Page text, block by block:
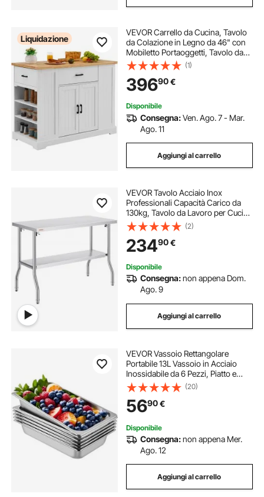
Liquidazione
VEVOR Carrello da Cucina, Tavolo
da Colazione in Legno da 46" con
Mobiletto Portaoggetti, Tavolo da
Cucina Stile Fattoria con Ripiano
Regolabile, Cassetto, per Sala da
Pranzo, Soggiorno, Bianco
(1)
39690€
Disponibile
Consegna:Ven. Ago. 7 - Mar.
Ago. 11
Aggiungi al carrello
VEVOR Tavolo Acciaio Inox
Professionali Capacità Carico da
130kg, Tavolo da Lavoro per Cucina
Gastronomia Tavolo da Lavoro, 2
Piani Pieghevole 122 x 61 x 85 cm
Lavoro Commerciale per Ristorante
Cucina
(2)
23490€
Disponibile
Consegna:non appena Dom.
Ago. 9
Aggiungi al carrello
VEVOR Vassoio Rettangolare
Portabile 13L Vassoio in Acciaio
Inossidabile da 6 Pezzi, Piatto e
Pentola al Vapore da Cucina
530x325x100mm, Teglia da Forno
per Bar, Ristorante e Hotel
(20)
5690€
Disponibile
Consegna:non appena Mer.
Ago. 12
Aggiungi al carrello